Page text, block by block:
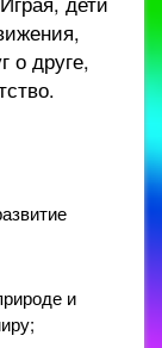
о друге,
и